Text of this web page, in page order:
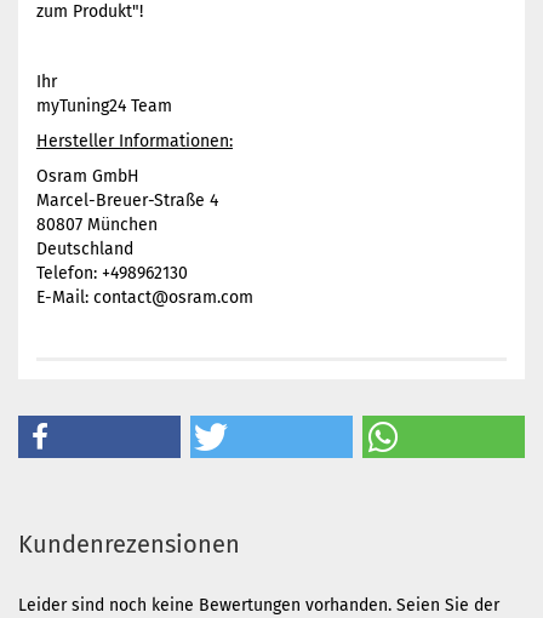
zum Produkt"!
Ihr
myTuning24 Team
Hersteller Informationen:
Osram GmbH
Marcel-Breuer-Straße 4
80807 München
Deutschland
Telefon: +498962130
E-Mail: contact@osram.com
Kundenrezensionen
Leider sind noch keine Bewertungen vorhanden. Seien Sie der